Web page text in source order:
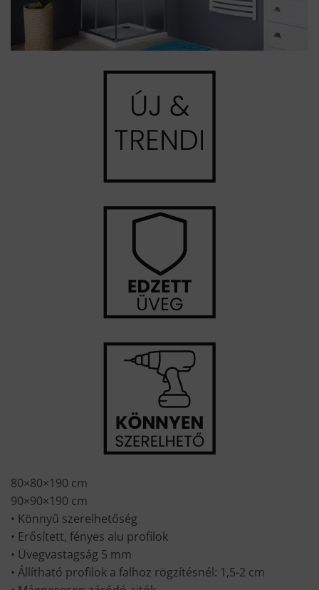
80×80×190 cm
90×90×190 cm
• Könnyű szerelhetőség
• Erősített, fényes alu profilok
• Üvegvastagság 5 mm
• Állítható profilok a falhoz rögzítésnél: 1,5-2 cm